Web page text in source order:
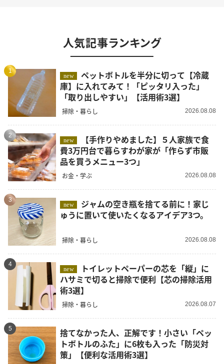
人気記事ランキング
1
new
ペットボトルを半分に切って【冷蔵
庫】に入れてみて！「ピッタリ入った」
「取り出しやすい」【活用術3選】
掃除・暮らし 2026.08.08
2
new
費3万円台で暮らすわが家が「作らず市販
品を買うメニュー3つ」
お金・学ぶ 2026.08.08
3
new
ゅうに置いて使いたくなるアイデア3つ。
掃除・暮らし 2026.08.08
4
new
ハサミで切ると掃除で便利【芯の掃除活用
術3選】
掃除・暮らし 2026.08.07
5
捨てなかった人、正解です！小さい「ペッ
トボトルのふた」に6枚も入った「防災対
策」【便利な活用術3選】